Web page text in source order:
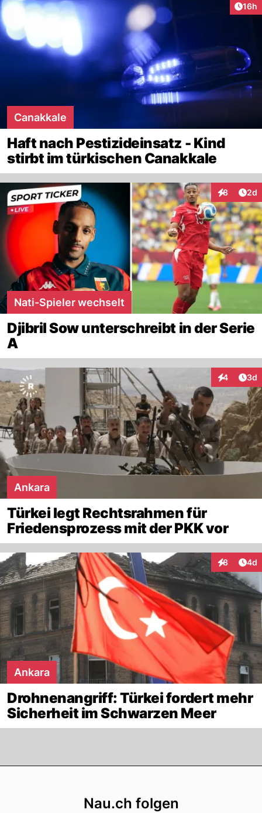
16h
Canakkale
Haft nach Pestizideinsatz - Kind
stirbt im türkischen Canakkale
8 2d
Nati-Spieler wechselt
Djibril Sow unterschreibt in der Serie
A
4 3d
Ankara
Türkei legt Rechtsrahmen für
Friedensprozess mit der PKK vor
8 4d
Ankara
Drohnenangriff: Türkei fordert mehr
Sicherheit im Schwarzen Meer
Nau.ch folgen